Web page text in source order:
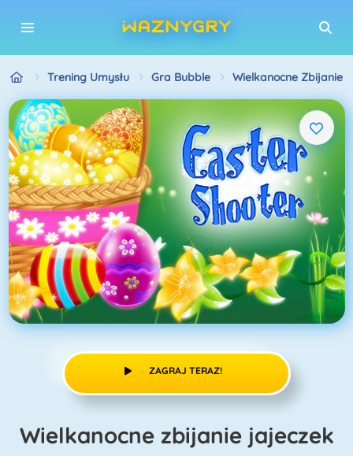
Trening Umysłu Gra Bubble Wielkanocne Zbijanie
ZAGRAJ TERAZ!
Wielkanocne zbijanie jajeczek